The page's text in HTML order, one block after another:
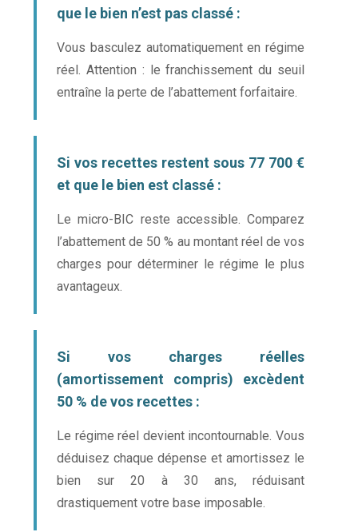
que le bien n’est pas classé :
Vous basculez automatiquement en régime
réel. Attention : le franchissement du seuil
entraîne la perte de l’abattement forfaitaire.
Si vos recettes restent sous 77 700 €
et que le bien est classé :
Le micro-BIC reste accessible. Comparez
l’abattement de 50 % au montant réel de vos
charges pour déterminer le régime le plus
avantageux.
Si vos charges réelles
(amortissement compris) excèdent
50 % de vos recettes :
Le régime réel devient incontournable. Vous
déduisez chaque dépense et amortissez le
bien sur 20 à 30 ans, réduisant
drastiquement votre base imposable.